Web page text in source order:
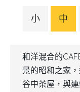
小 中
和洋混合的
景的昭和之家
谷中茶屋，與